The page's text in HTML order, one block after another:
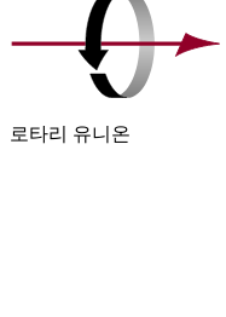
로타리 유니온